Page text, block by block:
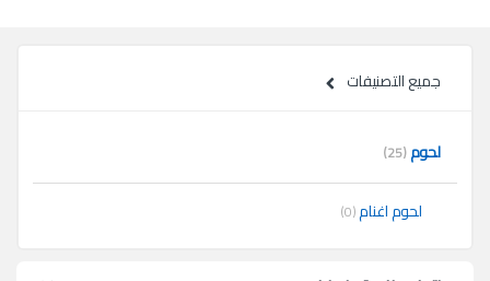
جميع التصنيفات
لحوم(25)
لحوم اغنام(0)